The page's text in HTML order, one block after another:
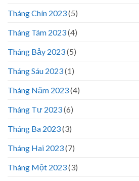
Tháng Chín 2023(5)
Tháng Tám 2023(4)
Tháng Bảy 2023(5)
Tháng Sáu 2023(1)
Tháng Năm 2023(4)
Tháng Tư 2023(6)
Tháng Ba 2023(3)
Tháng Hai 2023(7)
Tháng Một 2023(3)